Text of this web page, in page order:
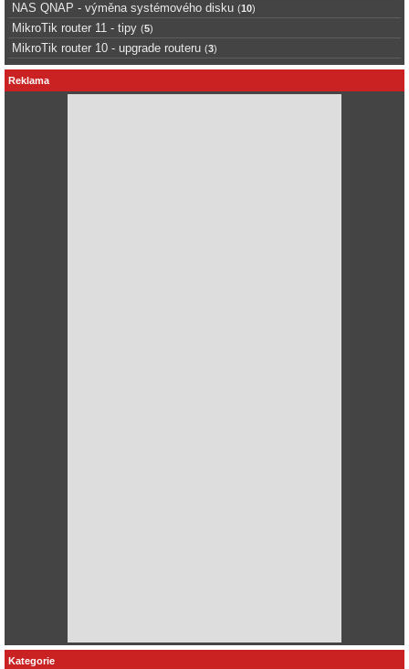
NAS QNAP - výměna systémového disku (10)
MikroTik router 11 - tipy (5)
MikroTik router 10 - upgrade routeru (3)
Reklama
Kategorie